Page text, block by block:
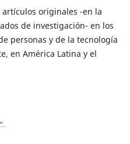
originales -en la
de investigación- en los
personas y de la tecnología
en América Latina y el